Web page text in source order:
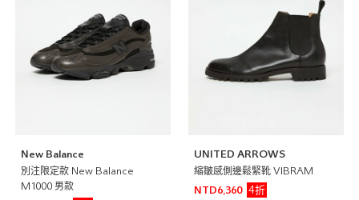
New Balance
別注限定款 New Balance
M1000 男款
UNITED ARROWS
縮皺感側邊鬆緊靴 VIBRAM
NTD6,360
4折